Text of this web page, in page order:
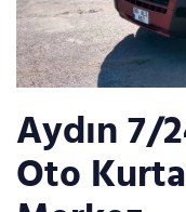
Aydın 7/
Oto